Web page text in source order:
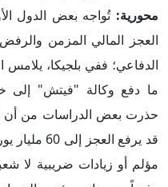
محورية:تُواجه بعض الدول
العجز المالي المزمن
ما دفع وكالة "فيتش" إلى
مؤلم أو زيادات ضريبية لا